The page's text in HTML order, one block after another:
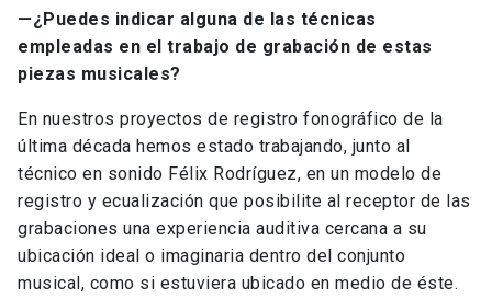
—¿Puedes indicar alguna de las técnicas
empleadas en el trabajo de grabación de estas
piezas musicales?
En nuestros proyectos de registro fonográfico de la
última década hemos estado trabajando, junto al
técnico en sonido Félix Rodríguez, en un modelo de
registro y ecualización que posibilite al receptor de las
grabaciones una experiencia auditiva cercana a su
ubicación ideal o imaginaria dentro del conjunto
musical, como si estuviera ubicado en medio de éste.